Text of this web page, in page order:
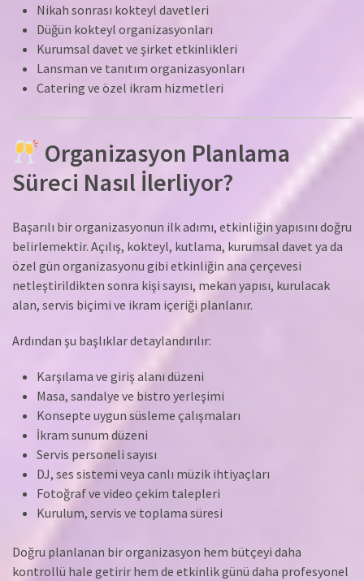
Nikah sonrası kokteyl davetleri
Düğün kokteyl organizasyonları
Kurumsal davet ve şirket etkinlikleri
Lansman ve tanıtım organizasyonları
Catering ve özel ikram hizmetleri
Organizasyon Planlama
Süreci Nasıl İlerliyor?
Başarılı bir organizasyonun ilk adımı, etkinliğin yapısını doğru
belirlemektir. Açılış, kokteyl, kutlama, kurumsal davet ya da
özel gün organizasyonu gibi etkinliğin ana çerçevesi
netleştirildikten sonra kişi sayısı, mekan yapısı, kurulacak
alan, servis biçimi ve ikram içeriği planlanır.
Ardından şu başlıklar detaylandırılır:
Karşılama ve giriş alanı düzeni
Masa, sandalye ve bistro yerleşimi
Konsepte uygun süsleme çalışmaları
İkram sunum düzeni
Servis personeli sayısı
DJ, ses sistemi veya canlı müzik ihtiyaçları
Fotoğraf ve video çekim talepleri
Kurulum, servis ve toplama süresi
Doğru planlanan bir organizasyon hem bütçeyi daha
kontrollü hale getirir hem de etkinlik günü daha profesyonel